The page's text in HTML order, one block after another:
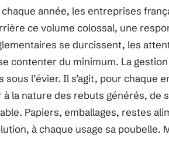
année, les entreprises
ce volume colossal, une
se durcissent, les
contenter du minimum. La
sous l’évier. Il s’agit, pour
la nature des rebuts générés, de
Papiers, emballages, restes
à chaque usage sa poubelle.